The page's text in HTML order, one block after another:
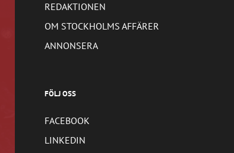
REDAKTIONEN
OM STOCKHOLMS AFFÄRER
ANNONSERA
FÖLJ OSS
FACEBOOK
LINKEDIN